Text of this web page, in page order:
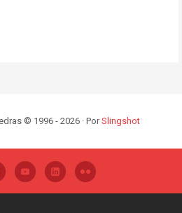
© 1996 - 2026 · PorSlingshot